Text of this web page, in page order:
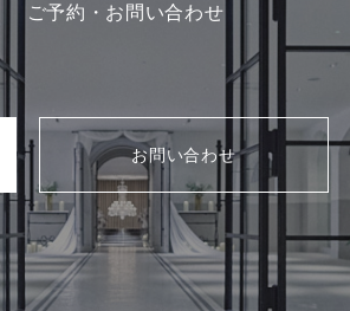
ご予約・お問い合わせ
お問い合わせ